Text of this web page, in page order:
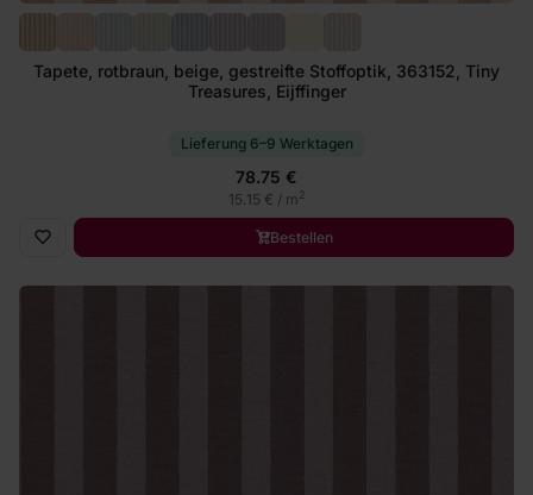
Tapete, rotbraun, beige, gestreifte Stoffoptik, 363152, Tiny
Treasures, Eijffinger
Lieferung 6–9 Werktagen
78.75 €
15.15 € / m2
Bestellen